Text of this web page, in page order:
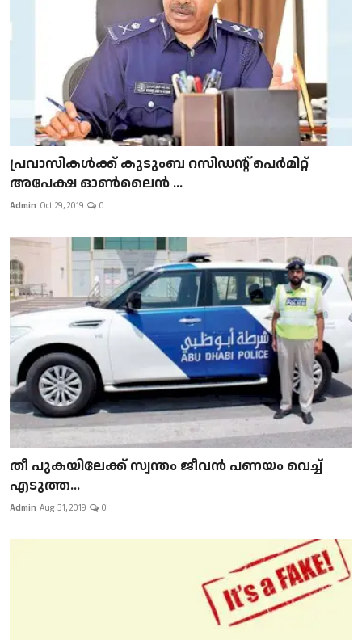
പ്രവാസികള്‍ക്ക് കുടുംബ റസിഡന്റ് പെർമിറ്റ്
അപേക്ഷ ഓൺലൈൻ ...
Admin Oct 29, 2019 0
​​​​​​​തീ പുകയിലേക്ക് സ്വന്തം ജീവന്‍ പണയം വെച്ച്
എടുത്ത...
Admin Aug 31, 2019 0